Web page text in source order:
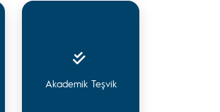
Akademik Teşvik